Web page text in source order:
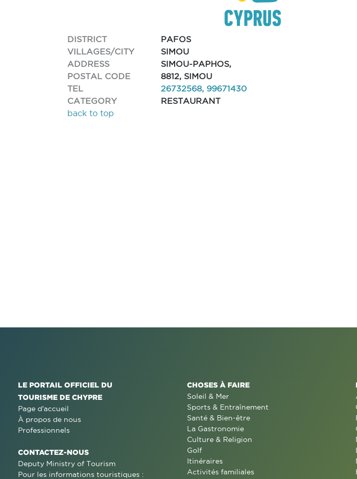
DISTRICT
PAFOS
VILLAGES/CITY
SIMOU
ADDRESS
SIMOU-PAPHOS,
POSTAL CODE
8812, SIMOU
TEL
26732568, 99671430
CATEGORY
RESTAURANT
back to top
LE PORTAIL OFFICIEL DU
TOURISME DE CHYPRE
Page d'accueil
À propos de nous
Professionnels
CONTACTEZ-NOUS
Deputy Ministry of Tourism
Pour les informations touristiques :
CHOSES À FAIRE
Soleil & Mer
Sports & Entraînement
Santé & Bien-être
La Gastronomie
Culture & Religion
Golf
Itinéraires
Activités familiales